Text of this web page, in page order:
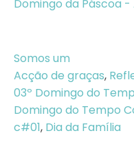
Domingo da Páscoa -
Somos um
Acção de graças,
03º Domingo do
Domingo do Tempo
c#01, Dia da Família